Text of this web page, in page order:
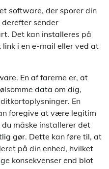
software, der sporer din
sender
Det kan installeres på
i en e-mail eller ved at
En af farerne er, at
data om dig,
En
foregive at være legitim
måske installerer det
gør. Dette kan føre til, at
på din enhed, hvilket
konsekvenser end blot